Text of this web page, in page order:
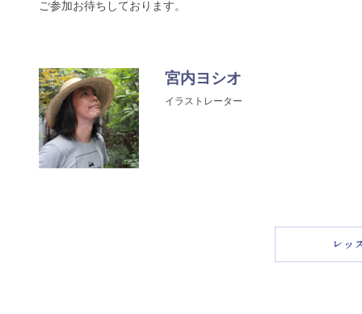
ご参加お待ちしております。
宮内ヨシオ
イラストレーター